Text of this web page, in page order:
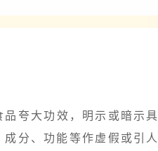
夸大功效，明示或暗示
分、功能等作虚假或引